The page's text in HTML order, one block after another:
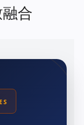
合